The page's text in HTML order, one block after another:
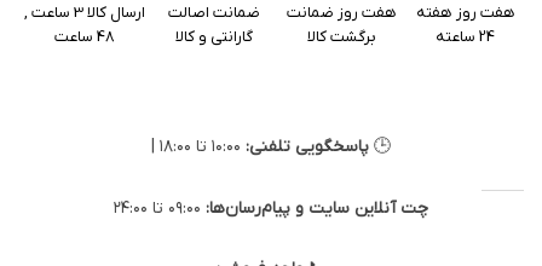
گارانتی
هفت روز هفته
24 ساعته
هفت روز ضمانت
برگشت کالا
ضمانت اصالت
گارانتی و کالا
ارسال کالا 3 ساعت ,
48 ساعت
🕒 پاسخگویی تلفنی:
چت آنلاین سایت و پیام‌رسان‌ها: